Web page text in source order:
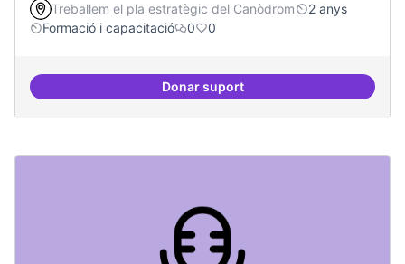
Treballem el pla estratègic del Canòdrom
2 anys
Formació i capacitació
0 0
Donar suportDefinició del currículum del